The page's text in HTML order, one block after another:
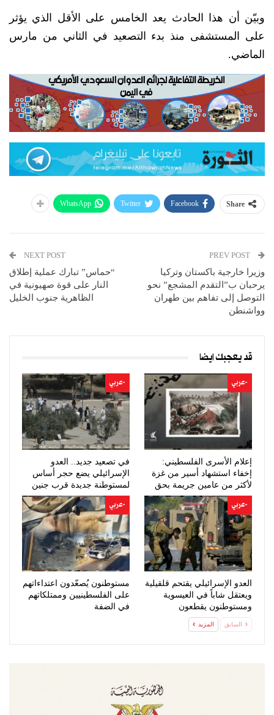
وبيّن أن هذا الحادث يعد الخامس على الأقل الذي يؤثر
على المستشفى منذ بدء التصعيد في الثاني من مارس
الماضي.
Share
Facebook
Twitter
WhatsApp
وزيرا خارجية باكستان وتركيا
يرحبان ب”التقدم المشجع” نحو
التوصل إلى تفاهم بين طهران
وواشنطن
NEXT POST
“حماس” تبارك عملية إطلاق
النار على قوة صهيونية في
الظاهرية جنوب الخليل
قد يعجبك ايضا
-عربي
إعلام الأسرى الفلسطيني:
إخفاء استشهاد أسير من غزة
لأكثر من عامين جريمة بحق
الإنسانية
-عربي
في تصعيد جديد.. العدو
الإسرائيلي يضع حجر أساس
لمستوطنة جديدة قرب جنين
-عربي
العدو الإسرائيلي يقتحم قلقيلية
ويعتقل شاباً في العيسوية
ومستوطنون يقطعون
عشرات…
-عربي
مستوطنون يُصعّدون اعتداءاتهم
على الفلسطينيين وممتلكاتهم
في الضفة
السابق المزيد